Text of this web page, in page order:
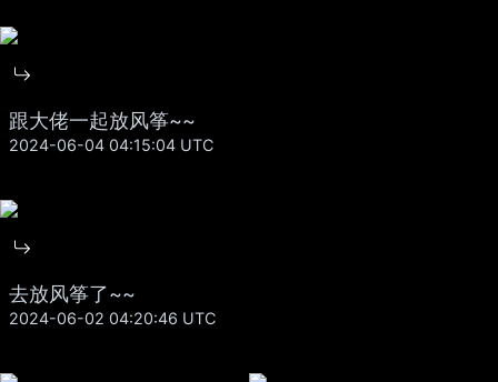
跟大佬一起放风筝~~
2024-06-04 04:15:04 UTC
去放风筝了~~
2024-06-02 04:20:46 UTC